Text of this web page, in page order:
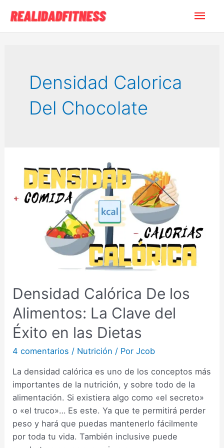
contenido
Densidad Calorica
Del Chocolate
Densidad Calórica De los
Alimentos: La Clave del
Éxito en las Dietas
4 comentarios / Nutrición / PorJcob
La densidad calórica es uno de los conceptos más
importantes de la nutrición, y sobre todo de la
alimentación. Si existiera algo como «el secreto»
o «el truco»… Es este. Ya que te permitirá perder
peso y hará que puedas mantenerlo fácilmente
por toda tu vida. También inclusive puede